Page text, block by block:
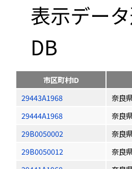
表示データ
DB
市区町村ID
29443A1968
奈良
29444A1968
奈良
29B0050002
奈良
29B0050012
奈良